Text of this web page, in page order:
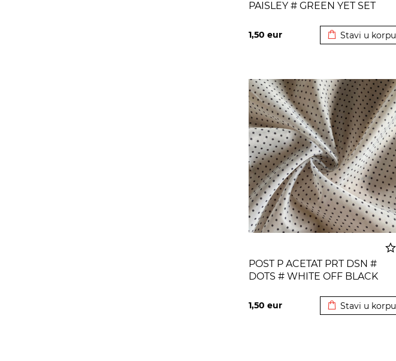
PAISLEY # GREEN YET SET
1,50 eur Stavi u korpu
POST P ACETAT PRT DSN #
DOTS # WHITE OFF BLACK
1,50 eur Stavi u korpu